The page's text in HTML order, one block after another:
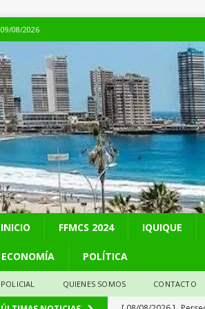
09/08/2026
INICIO FFMCS 2024 IQUIQUE
ECONOMÍA POLÍTICA
POLICIAL QUIENES SOMOS CONTACTO